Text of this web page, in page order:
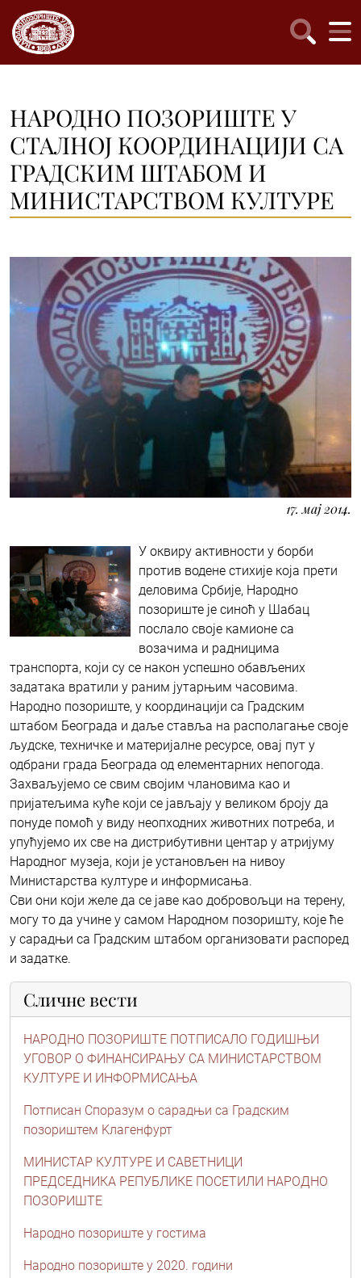
НАРОДНО ПОЗОРИШТЕ У
СТАЛНОЈ КООРДИНАЦИЈИ СА
ГРАДСКИМ ШТАБОМ И
МИНИСТАРСТВОМ КУЛТУРЕ
17. мај 2014.
У оквиру активности у борби
против водене стихије која прети
деловима Србије, Народно
позориште је синоћ у Шабац
послало своје камионе са
возачима и радницима
транспорта, који су се након успешно обављених
задатака вратили у раним јутарњим часовима.
Народно позориште, у координацији са Градским
штабом Београда и даље ставља на располагање своје
људске, техничке и материјалне ресурсе, овај пут у
одбрани града Београда од елементарних непогода.
Захваљујемо се свим својим члановима као и
пријатељима куће који се јављају у великом броју да
понуде помоћ у виду неопходних животних потреба, и
упућујемо их све на дистрибутивни центар у атријуму
Народног музеја, који је установљен на нивоу
Министарства културе и информисања.
Сви они који желе да се јаве као добровољци на терену,
могу то да учине у самом Народном позоришту, које ће
у сарадњи са Градским штабом организовати распоред
и задатке.
Сличне вести
НАРОДНО ПОЗОРИШТЕ ПОТПИСАЛО ГОДИШЊИ
УГОВОР О ФИНАНСИРАЊУ СА МИНИСТАРСТВОМ
КУЛТУРЕ И ИНФОРМИСАЊА
Потписан Споразум о сарадњи са Градским
позориштем Kлагенфурт
МИНИСТАР КУЛТУРЕ И САВЕТНИЦИ
ПРЕДСЕДНИКА РЕПУБЛИКЕ ПОСЕТИЛИ НАРОДНО
ПОЗОРИШТЕ
Народно позориште у гостима
Народно позориште у 2020. години